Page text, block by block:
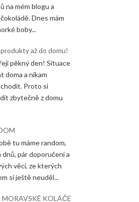
na mém blogu a
Dnes mám
boby...
až do domu!
pěkný den! Situace
doma a nikam
Proto si
zbytečně z domu
tu máme random,
pár doporučení a
věcí, ze kterých
si ještě neuděl...
MORAVSKÉ KOLÁČE